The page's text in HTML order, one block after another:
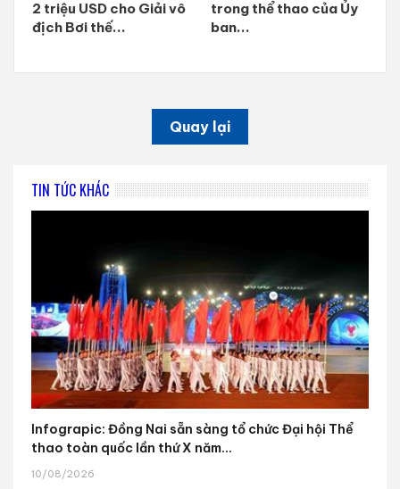
2 triệu USD cho Giải vô
địch Bơi thế...
trong thể thao của Ủy
ban...
Quay lại
TIN TỨC KHÁC
Infograpic: Đồng Nai sẵn sàng tổ chức Đại hội Thể
thao toàn quốc lần thứ X năm...
10/08/2026